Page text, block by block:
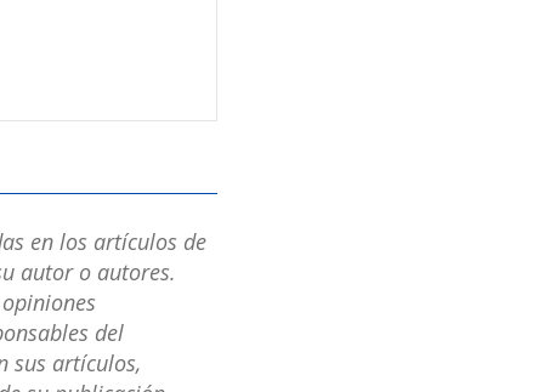
en los artículos de
autor o autores.
del
sus artículos,